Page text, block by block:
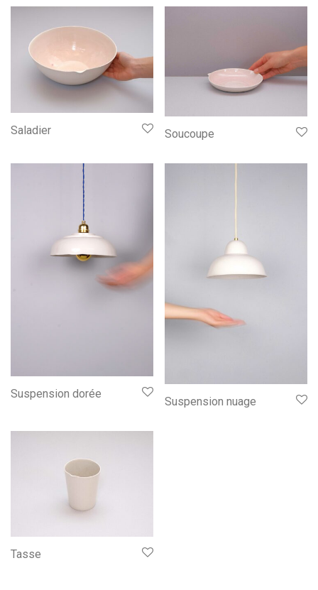
Saladier Soucoupe
Suspension dorée
Suspension nuage
Tasse